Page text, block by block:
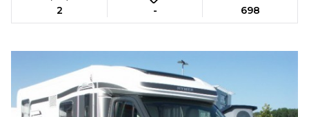
2 - 698